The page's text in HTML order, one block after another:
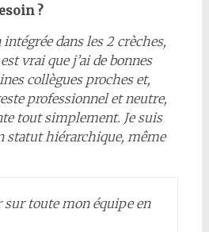
?
dans les 2 crèches,
vrai que j’ai de bonnes
collègues proches et,
professionnel et neutre,
tout simplement. Je suis
statut hiérarchique, même
sur toute mon équipe en